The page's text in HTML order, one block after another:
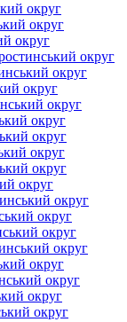
округ
округ
округ
округ
округ
округ
округ
округ
округ
округ
округ
округ
округ
округ
округ
округ
округ
округ
округ
округ